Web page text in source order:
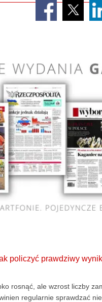
policzyć prawdziwy
rosnąć, ale wzrost liczby
regularnie sprawdzać